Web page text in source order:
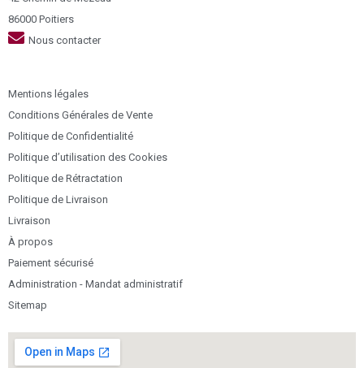
86000 Poitiers
Nous contacter
Mentions légales
Conditions Générales de Vente
Politique de Confidentialité
Politique d’utilisation des Cookies
Politique de Rétractation
Politique de Livraison
Livraison
À propos
Paiement sécurisé
Administration - Mandat administratif
Sitemap